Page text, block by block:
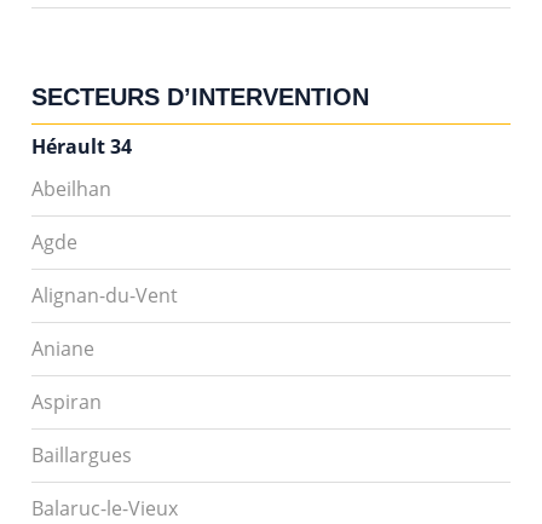
SECTEURS D’INTERVENTION
Hérault 34
Abeilhan
Agde
Alignan-du-Vent
Aniane
Aspiran
Baillargues
Balaruc-le-Vieux